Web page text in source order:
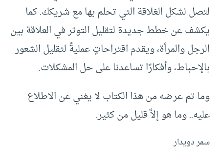
لتصل لشكل العَلاقة التي تحلم بها مع شريكك. كما
يكشف عن خطط جديدة لتقليل التوتر في العلاقة بين
الرجل والمرأة، ويقدم اقتراحاتٍ عمليةً لتقليل الشعور
بالإحباط، وأفكارًا تساعدنا على حل المشكلات.
وما تم عرضه من هذا الكتاب لا يغني عن الاطلاع
عليه.. وما هو إلاَّ قليل من كثير.
سمر دويدار